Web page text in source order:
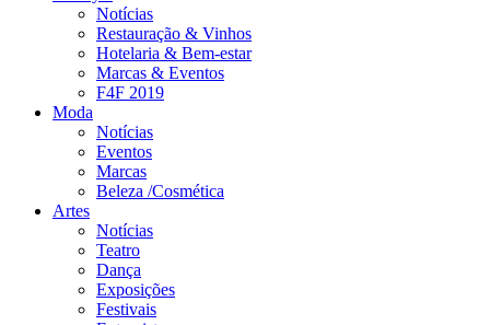
Notícias
Restauração & Vinhos
Hotelaria & Bem-estar
Marcas & Eventos
F4F 2019
Moda
Notícias
Eventos
Marcas
Beleza /Cosmética
Artes
Notícias
Teatro
Dança
Exposições
Festivais